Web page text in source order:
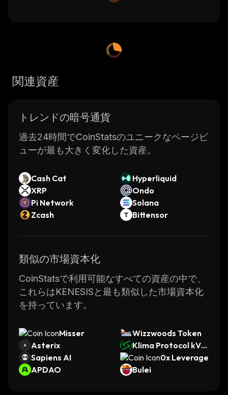
関連資産
トレンドの暗号通貨
過去24時間でCoinStatsのユニークなページビ
ューが最も大きく変化した資産。
Cash Cat
Hyperliquid
XRP
Ondo
Pi Network
Solana
Zcash
Bittensor
類似の市場資本化
CoinStatsで利用可能なすべての資産の中で、
これらはKENESISと最も類似した市場資本化
を持っています。
Misser
Wizzwoods Token
Asterix
Klima Protocol kVC
M
Sapiens AI
0x Leverage
APDAO
Bulei